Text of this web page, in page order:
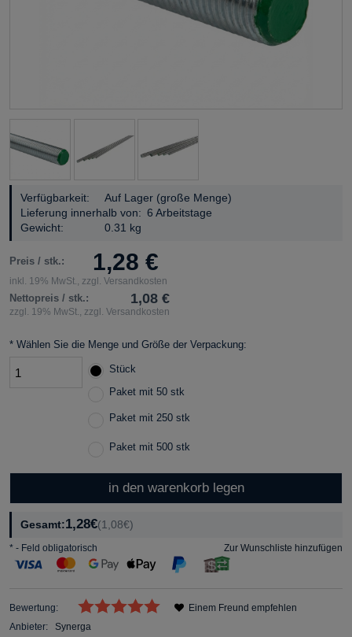
Verfügbarkeit:
Auf Lager (große Menge)
Lieferung innerhalb von: 6 Arbeitstage
Gewicht:
0.31 kg
Preis / stk.: 1,28 €
inkl. 19% MwSt., zzgl. Versandkosten
Nettopreis / stk.: 1,08 €
zzgl. 19% MwSt., zzgl. Versandkosten
* Wählen Sie die Menge und Größe der Verpackung:
Stück
Paket mit 50 stk
Paket mit 250 stk
Paket mit 500 stk
in den warenkorb legen
Gesamt:1,28€(1,08€)
Zur Wunschliste hinzufügen
* - Feld obligatorisch
Bewertung:
Anbieter:
Synerga
Einem Freund empfehlen